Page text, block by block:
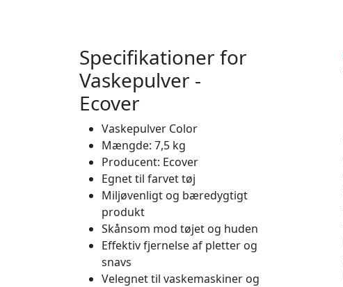
Specifikationer for
Vaskepulver -
Ecover
Vaskepulver Color
Mængde: 7,5 kg
Producent: Ecover
Egnet til farvet tøj
Miljøvenligt og bæredygtigt
produkt
Skånsom mod tøjet og huden
Effektiv fjernelse af pletter og
snavs
Velegnet til vaskemaskiner og